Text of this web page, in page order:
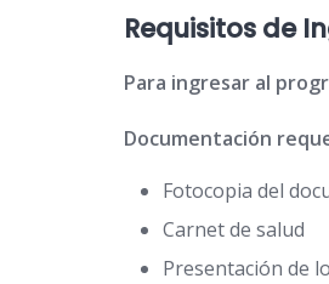
Requisitos de
Para ingresar al
Documentación
Fotocopia del
Carnet de salud
Presentación de